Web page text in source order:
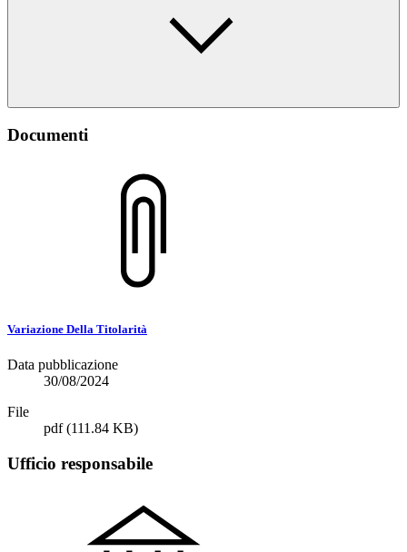
Documenti
Variazione Della Titolarità
Data pubblicazione
30/08/2024
File
pdf(111.84 KB)
Ufficio responsabile